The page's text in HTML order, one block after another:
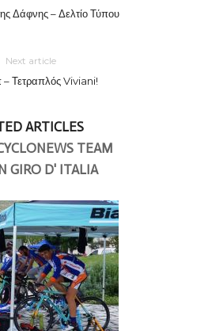
Δάφνης – Δελτίο Τύπου
Next article
– Τετραπλός Viviani!
ARTICLES
TEAM
GIRO D' ITALIA